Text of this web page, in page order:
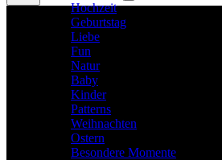
Hochzeit
Geburtstag
Liebe
Fun
Natur
Baby
Kinder
Patterns
Weihnachten
Ostern
Besondere Momente